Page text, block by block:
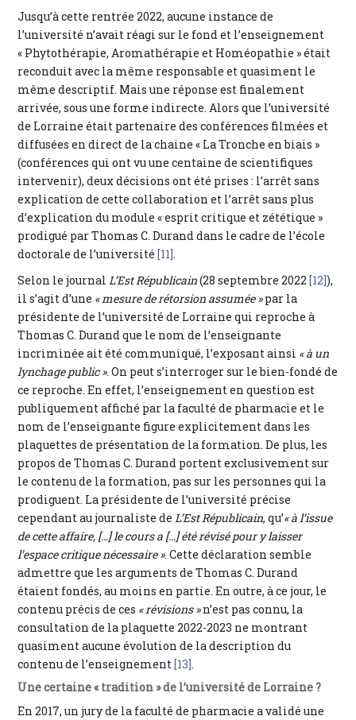
Jusqu’à cette rentrée 2022, aucune instance de
l’université n’avait réagi sur le fond et l’enseignement
« Phytothérapie, Aromathérapie et Homéopathie » était
reconduit avec la même responsable et quasiment le
même descriptif. Mais une réponse est finalement
arrivée, sous une forme indirecte. Alors que l’université
de Lorraine était partenaire des conférences filmées et
diffusées en direct de la chaine « La Tronche en biais »
(conférences qui ont vu une centaine de scientifiques
intervenir), deux décisions ont été prises : l’arrêt sans
explication de cette collaboration et l’arrêt sans plus
d’explication du module « esprit critique et zététique »
prodigué par Thomas C. Durand dans le cadre de l’école
doctorale de l’université[11].
Selon le journalL’Est Républicain(28 septembre 2022[12]),
il s’agit d’une « mesure de rétorsion assumée »par la
présidente de l’université de Lorraine qui reproche à
Thomas C. Durand que le nom de l’enseignante
incriminée ait été communiqué, l’exposant ainsi « à un
lynchage public ». On peut s’interroger sur le bien-fondé de
ce reproche. En effet, l’enseignement en question est
publiquement affiché par la faculté de pharmacie et le
nom de l’enseignante figure explicitement dans les
plaquettes de présentation de la formation. De plus, les
propos de Thomas C. Durand portent exclusivement sur
le contenu de la formation, pas sur les personnes qui la
prodiguent. La présidente de l’université précise
cependant au journaliste deL’Est Républicain, qu’« à l’issue
de cette affaire, […] le cours a […] été révisé pour y laisser
l’espace critique nécessaire ». Cette déclaration semble
admettre que les arguments de Thomas C. Durand
étaient fondés, au moins en partie. En outre, à ce jour, le
contenu précis de ces « révisions »n’est pas connu, la
consultation de la plaquette 2022-2023 ne montrant
quasiment aucune évolution de la description du
contenu de l’enseignement[13].
Une certaine « tradition » de l’université de Lorraine ?
En 2017, un jury de la faculté de pharmacie a validé une